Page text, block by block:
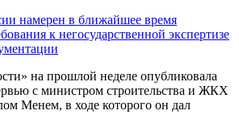
намерен в ближайшее время
к негосударственной экспертизе
на прошлой неделе опубликовала
с министром строительства и ЖКХ
Менем, в ходе которого он дал